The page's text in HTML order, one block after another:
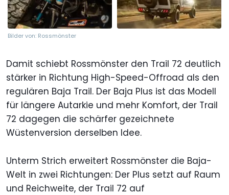
Bilder von: Rossmönster
Damit schiebt Rossmönster den Trail 72 deutlich
stärker in Richtung High-Speed-Offroad als den
regulären Baja Trail. Der Baja Plus ist das Modell
für längere Autarkie und mehr Komfort, der Trail
72 dagegen die schärfer gezeichnete
Wüstenversion derselben Idee.
Unterm Strich erweitert Rossmönster die Baja-
Welt in zwei Richtungen: Der Plus setzt auf Raum
und Reichweite, der Trail 72 auf